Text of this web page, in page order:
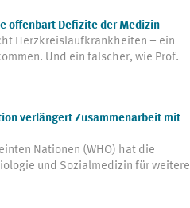
offenbart Defizite der Medizin
Herzkreislaufkrankheiten – ein
Und ein falscher, wie Prof.
verlängert Zusammenarbeit mit
Nationen (WHO) hat die
und Sozialmedizin für weitere